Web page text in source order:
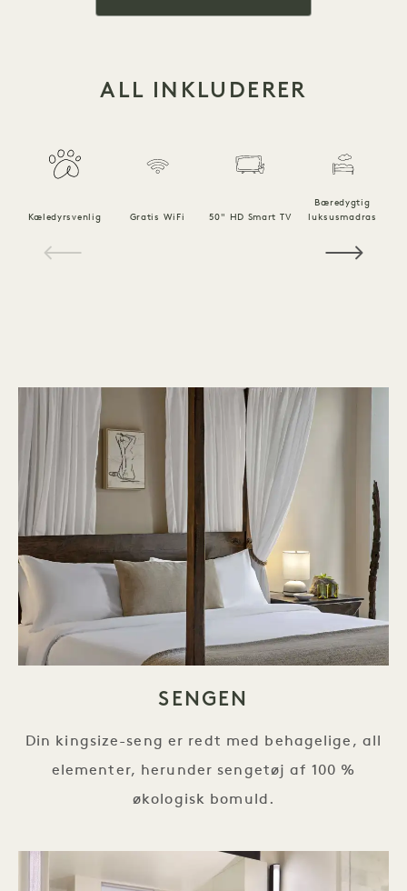
ALL INKLUDERER
Kæledyrsvenlig Gratis WiFi 50" HD Smart TV
Bæredygtig
luksusmadras
SENGEN
Din kingsize-seng er redt med behagelige, all
elementer, herunder sengetøj af 100 %
økologisk bomuld.